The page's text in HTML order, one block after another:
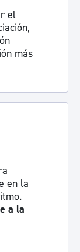
el
más
en la
a la